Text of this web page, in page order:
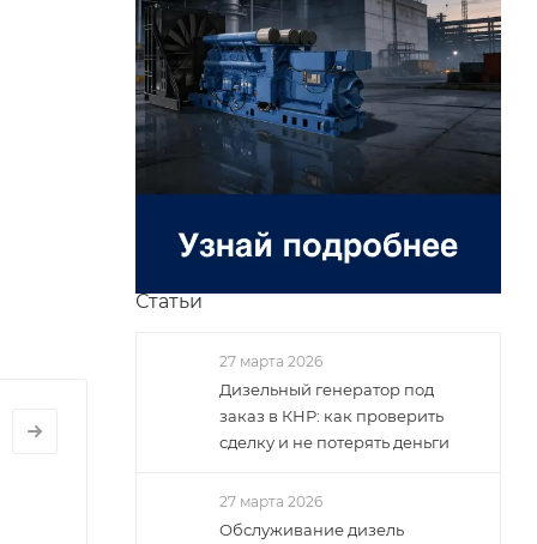
Статьи
27 марта 2026
Дизельный генератор под
заказ в КНР: как проверить
сделку и не потерять деньги
27 марта 2026
Обслуживание дизель